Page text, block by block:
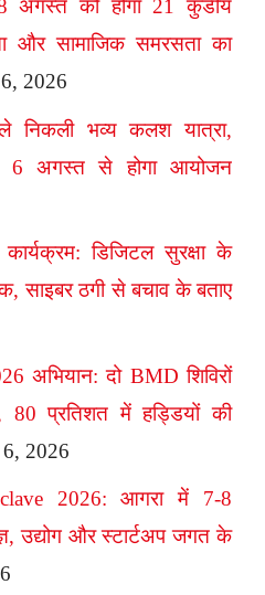
अगस्त को होगा 21 कुंडीय
और सामाजिक समरसता का
2026
निकली भव्य कलश यात्रा,
में 6 अगस्त से होगा आयोजन
डिजिटल सुरक्षा के
साइबर ठगी से बचाव के बताए
अभियान: दो BMD शिविरों
प्रतिशत में हड्डियों की
2026
2026: आगरा में 7-8
उद्योग और स्टार्टअप जगत के